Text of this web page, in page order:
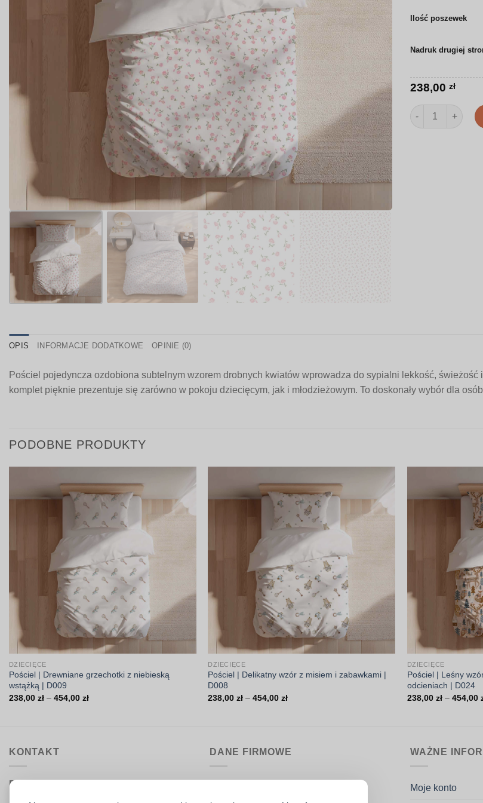
Ilość poszewek
Nadruk drugiej
238,00 zł
ilość Pościel |
OPIS INFORMACJE DODATKOWE OPINIE (0)
Pościel pojedyncza ozdobiona subtelnym wzorem drobnych kwiatów wprowadza do sypialni lekkość,
komplet pięknie prezentuje się zarówno w pokoju dziecięcym, jak i młodzieżowym. To doskonały wybór dla
PODOBNE PRODUKTY
DZIECIĘCE
Pościel | Drewniane grzechotki z niebieską
wstążką | D009
238,00 zł – 454,00 złZakres
DZIECIĘCE
Pościel | Delikatny wzór z misiem i zabawkami |
D008
238,00zł – 454,00złZakres
DZIECIĘCE
Pościel | Leśny
odcieniach | D024
238,00 zł – 454,00
KONTAKT
Biuro obsługi:
DANE FIRMOWE WAŻNE
Moje konto